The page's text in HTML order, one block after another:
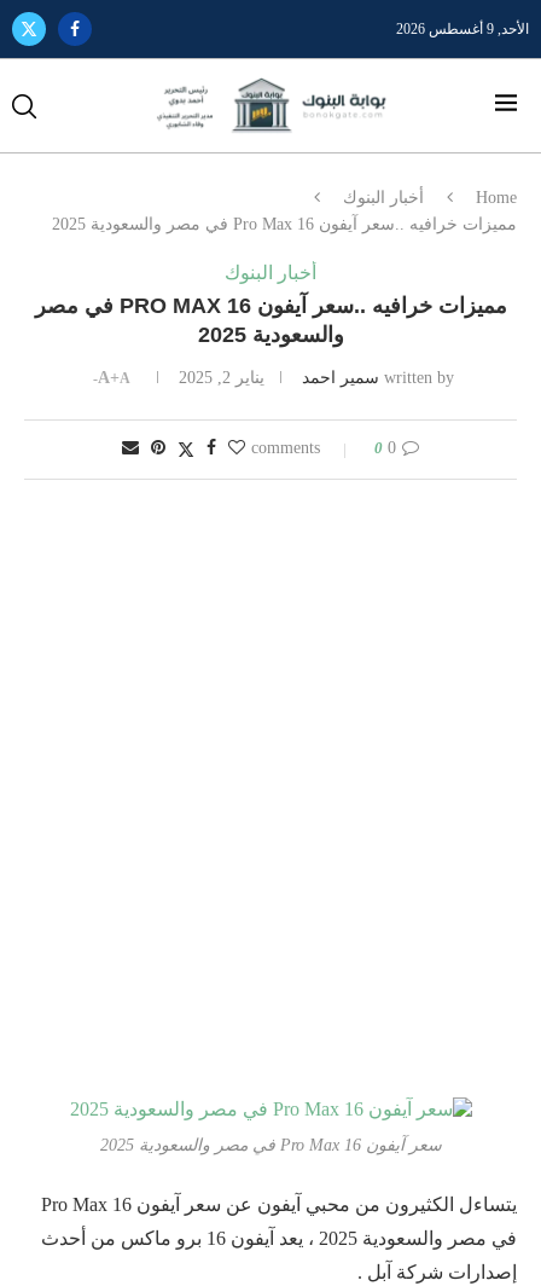
الأحد, 9 أغسطس 2026
Home
أخبار البنوك
مميزات خرافيه ..سعر آيفون 16 Pro Max في مصر والسعودية 2025
أخبار البنوك
مميزات خرافيه ..سعر آيفون 16 PRO MAX في مصر
والسعودية 2025
written by سمير احمد يناير 2, 2025 A+A-
0 comments
0
سعر آيفون 16 Pro Max في مصر والسعودية 2025
يتساءل الكثيرون من محبي آيفون عن سعر آيفون 16 Pro Max
في مصر والسعودية 2025 ، يعد آيفون 16 برو ماكس من أحدث
إصدارات شركة آبل .